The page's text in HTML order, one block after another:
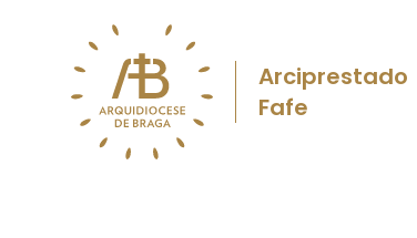
Arciprestado
Fafe